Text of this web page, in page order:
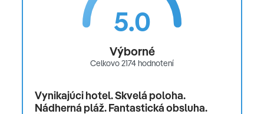
5.0
Výborné
Celkovo 2174 hodnotení
Vynikajúci hotel. Skvelá poloha.
Nádherná pláž. Fantastická obsluha.